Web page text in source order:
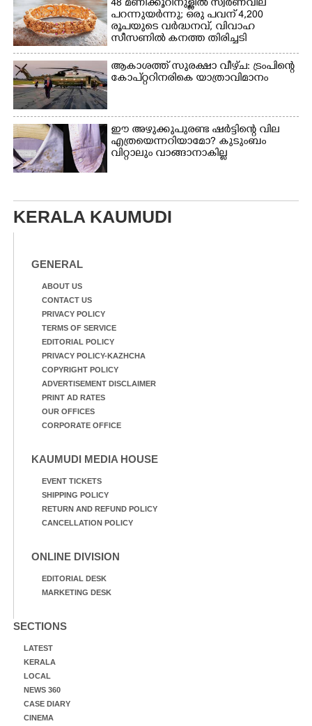
48 മണിക്കൂറിനുള്ളിൽ സ്വർണവില
പറന്നുയർന്നു; ഒരു പവന് 4,200
രൂപയുടെ വർദ്ധനവ്, വിവാഹ
സീസണിൽ കനത്ത തിരിച്ചടി
ആകാശത്ത് സുരക്ഷാ വീഴ്‌ച: ട്രംപിന്റെ
കോ‌പ്‌റ്ററിനരികെ യാത്രാവിമാനം
ഈ അഴുക്കുപുരണ്ട ഷർട്ടിന്റെ വില
എത്രയെന്നറിയാമോ? കുടുംബം
വിറ്റാലും വാങ്ങാനാകില്ല
KERALA KAUMUDI
GENERAL
ABOUT US
CONTACT US
PRIVACY POLICY
TERMS OF SERVICE
EDITORIAL POLICY
PRIVACY POLICY-KAZHCHA
COPYRIGHT POLICY
ADVERTISEMENT DISCLAIMER
PRINT AD RATES
OUR OFFICES
CORPORATE OFFICE
KAUMUDI MEDIA HOUSE
EVENT TICKETS
SHIPPING POLICY
RETURN AND REFUND POLICY
CANCELLATION POLICY
ONLINE DIVISION
EDITORIAL DESK
MARKETING DESK
SECTIONS
LATEST
KERALA
LOCAL
NEWS 360
CASE DIARY
CINEMA